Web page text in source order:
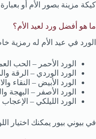
كيكة مزينة بصور الأم أو
ما هو أفضل ورد لعيد الأم؟
الورد في عيد الأم له رمزية
الورد الأحمر – الحب
الورد الوردي – الرقة
الورد الأبيض – النقاء
الورد الأصفر – البهجة
الورد الليلكي – الإعجاب
في بيوني بيور يمكنك اختيار